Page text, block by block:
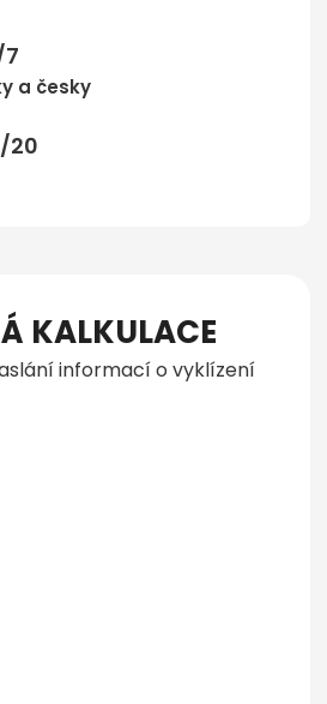
a česky
20
KALKULACE
informací o vyklízení